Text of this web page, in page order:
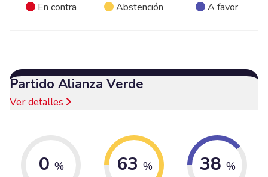
En contra Abstención A favor
Partido Alianza Verde
Ver detalles
0 % 63 % 38 %